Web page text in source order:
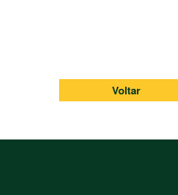
Alfredo Cotait Neto, da
do ambiente para a
anteriores pela idealização do
ou não e que enaltece
desenvolvido por uma ACE,
Voltar